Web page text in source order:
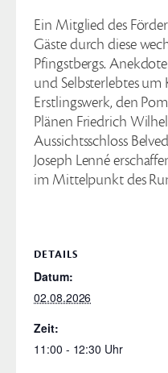
Ein Mitglied des
Gäste durch diese
Pfingstbergs.
und Selbsterlebtes um
Erstlingswerk, den
Plänen Friedrich
Aussichtsschloss
Joseph Lenné
im Mittelpunkt des
DETAILS
Datum:
02.08.2026
Zeit:
11:00 - 12:30